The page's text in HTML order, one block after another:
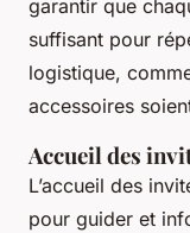
garantir que
suffisant pour
logistique,
accessoires
Accueil des
L’accueil des
pour guider et